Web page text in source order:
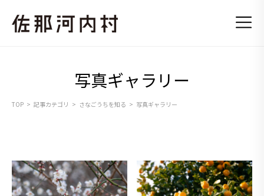
写真ギャラリー
TOP 記事カテゴリ さなごうちを知る 写真ギャラリー